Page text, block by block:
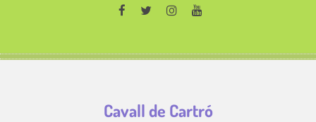
Cavall de Cartró